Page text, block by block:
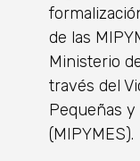
de las
Ministerio
través del
Pequeñas y
(MIPYMES).